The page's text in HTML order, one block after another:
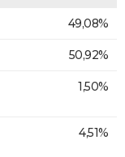
49,08%
50,92%
1,50%
4,51%